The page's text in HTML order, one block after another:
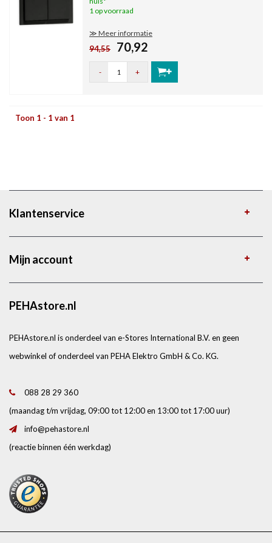
1 op voorraad
≫ Meer informatie
94,55 70,92
- +
Toon 1 - 1 van 1
Klantenservice
Mijn account
PEHAstore.nl
PEHAstore.nl is onderdeel van e-Stores International B.V. en geen
webwinkel of onderdeel van PEHA Elektro GmbH & Co. KG.
088 28 29 360
(maandag t/m vrijdag, 09:00 tot 12:00 en 13:00 tot 17:00 uur)
info@pehastore.nl
(reactie binnen één werkdag)